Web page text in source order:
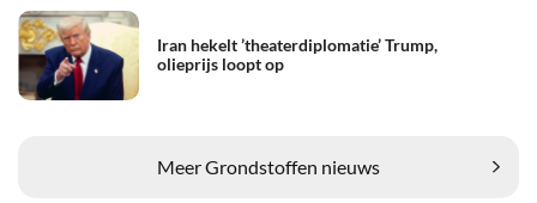
Iran hekelt ’theaterdiplomatie’ Trump,
olieprijs loopt op
Meer Grondstoffen nieuws